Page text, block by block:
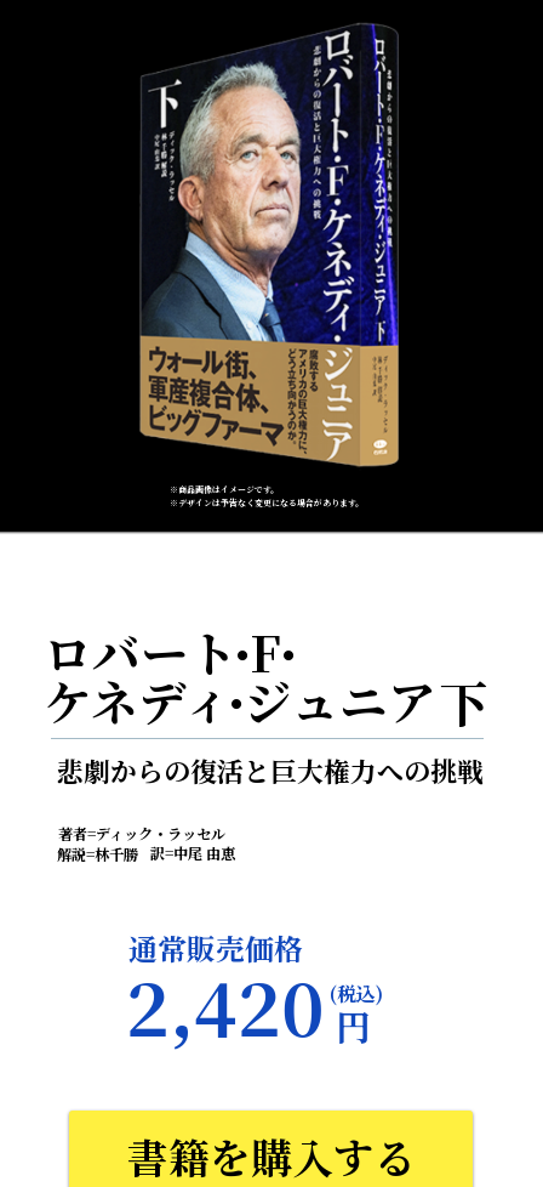
ロバート F
ケネディ ジュニア
・
・
・
下
悲劇からの復活と巨大権力への挑戦
著者=ディック・ラッセル
解説=林千勝 訳=中尾 由恵
書籍を購入する
通常販売価格
2,420 (税込)
円
※商品画像はイメージです。
※デザインは予告なく変更になる場合があります。